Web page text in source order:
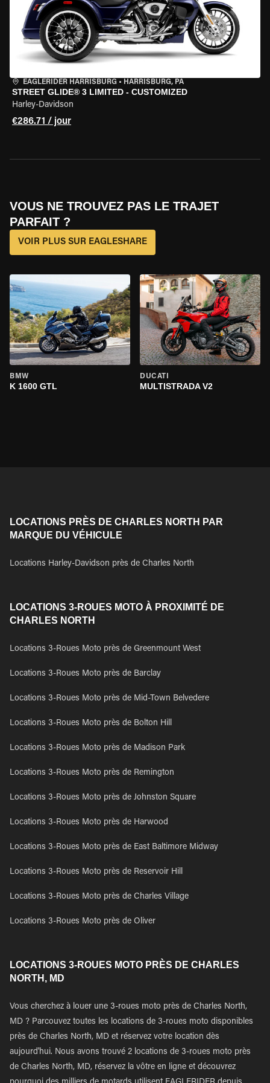
EAGLERIDER HARRISBURG • HARRISBURG, PA
STREET GLIDE® 3 LIMITED - CUSTOMIZED
Harley-Davidson
€286.71 / jour
VOUS NE TROUVEZ PAS LE TRAJET
PARFAIT ?
VOIR PLUS SUR EAGLESHARE
BMW
K 1600 GTL
DUCATI
MULTISTRADA V2
LOCATIONS PRÈS DE CHARLES NORTH PAR
MARQUE DU VÉHICULE
Locations Harley-Davidson près de Charles North
LOCATIONS 3-ROUES MOTO À PROXIMITÉ DE
CHARLES NORTH
Locations 3-Roues Moto près de Greenmount West
Locations 3-Roues Moto près de Barclay
Locations 3-Roues Moto près de Mid-Town Belvedere
Locations 3-Roues Moto près de Bolton Hill
Locations 3-Roues Moto près de Madison Park
Locations 3-Roues Moto près de Remington
Locations 3-Roues Moto près de Johnston Square
Locations 3-Roues Moto près de Harwood
Locations 3-Roues Moto près de East Baltimore Midway
Locations 3-Roues Moto près de Reservoir Hill
Locations 3-Roues Moto près de Charles Village
Locations 3-Roues Moto près de Oliver
LOCATIONS 3-ROUES MOTO PRÈS DE CHARLES
NORTH, MD
Vous cherchez à louer une 3-roues moto près de Charles North,
MD ? Parcouvez toutes les locations de 3-roues moto disponibles
près de Charles North, MD et réservez votre location dès
aujourd'hui. Nous avons trouvé 2 locations de 3-roues moto près
de Charles North, MD, réservez la vôtre en ligne et découvrez